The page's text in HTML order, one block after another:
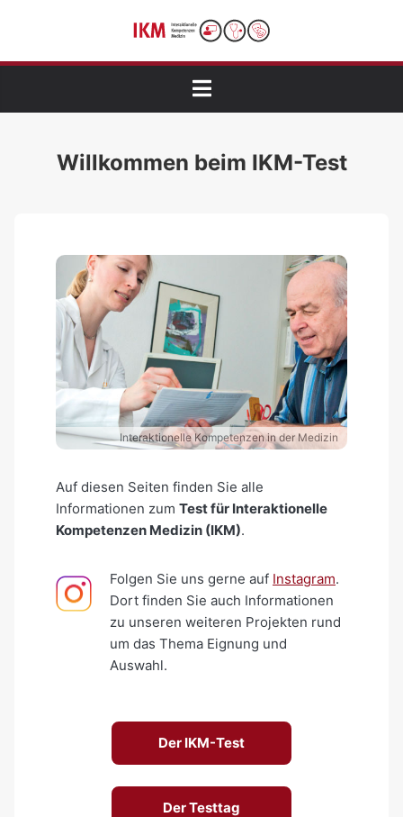
Menü öffnen
Willkommen beim IKM-Test
Interaktionelle Kompetenzen in der Medizin
Auf diesen Seiten finden Sie alle
Informationen zum Test für Interaktionelle
Kompetenzen Medizin (IKM).
Folgen Sie uns gerne auf Instagram.
Dort finden Sie auch Informationen
zu unseren weiteren Projekten rund
um das Thema Eignung und
Auswahl.
Der IKM-Test
Der Testtag